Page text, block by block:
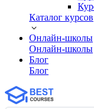
Каталог курсов
Онлайн-школы
Онлайн-школы
Блог
Блог